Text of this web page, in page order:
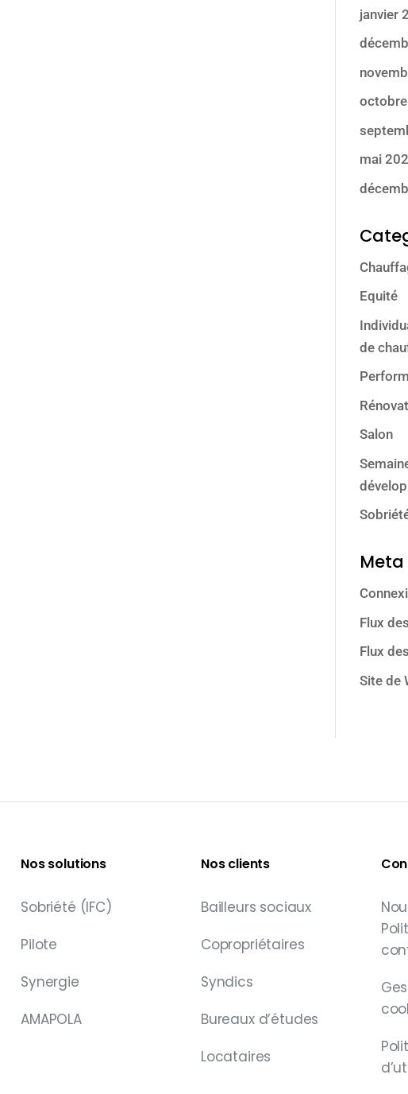
janvier
mai
Equité
de
Salon
Meta
Flux
Flux
Site de
Nos solutions
Sobriété (IFC)
Pilote
Synergie
AMAPOLA
Nos clients
Bailleurs sociaux
Copropriétaires
Syndics
Bureaux d’études
Locataires